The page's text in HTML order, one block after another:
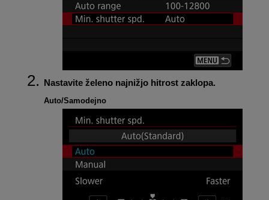
Nastavite želeno najnižjo hitrost zaklopa.
Auto/Samodejno